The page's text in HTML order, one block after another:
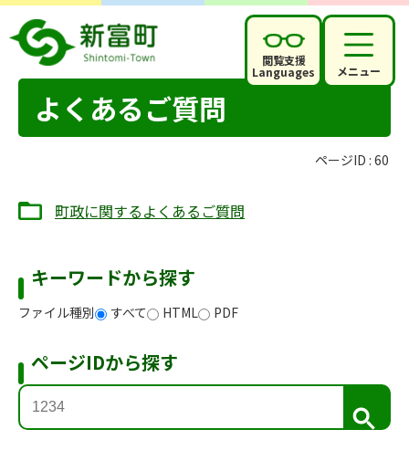
閲覧支援
Languages メニュー
よくあるご質問
ページID : 60
町政に関するよくあるご質問
キーワードから探す
ファイル種別 すべて HTML PDF
ページIDから探す
検
索